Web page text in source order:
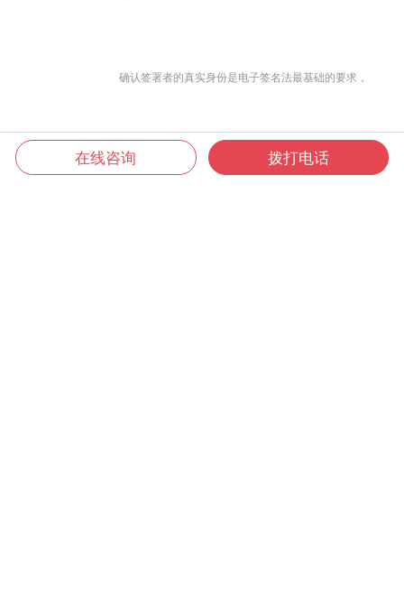
确认签署者的真实身份是电子签名法最基础的要求，
在线咨询 拨打电话